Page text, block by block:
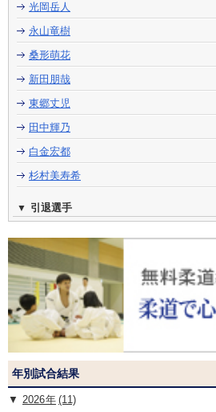
光岡岳人
永山竜樹
桑形萌花
新田朋哉
東郷丈児
田中輝乃
白金宏都
杉村美寿希
引退選手
年別試合結果
2026
(11)